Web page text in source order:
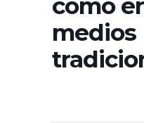
como
medios